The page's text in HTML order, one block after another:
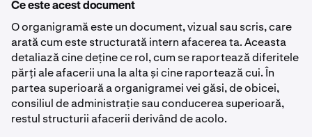
Ce este acest document
O organigramă este un document, vizual sau scris, care
arată cum este structurată intern afacerea ta. Aceasta
detaliază cine deține ce rol, cum se raportează diferitele
părți ale afacerii una la alta și cine raportează cui. În
partea superioară a organigramei vei găsi, de obicei,
consiliul de administrație sau conducerea superioară,
restul structurii afacerii derivând de acolo.